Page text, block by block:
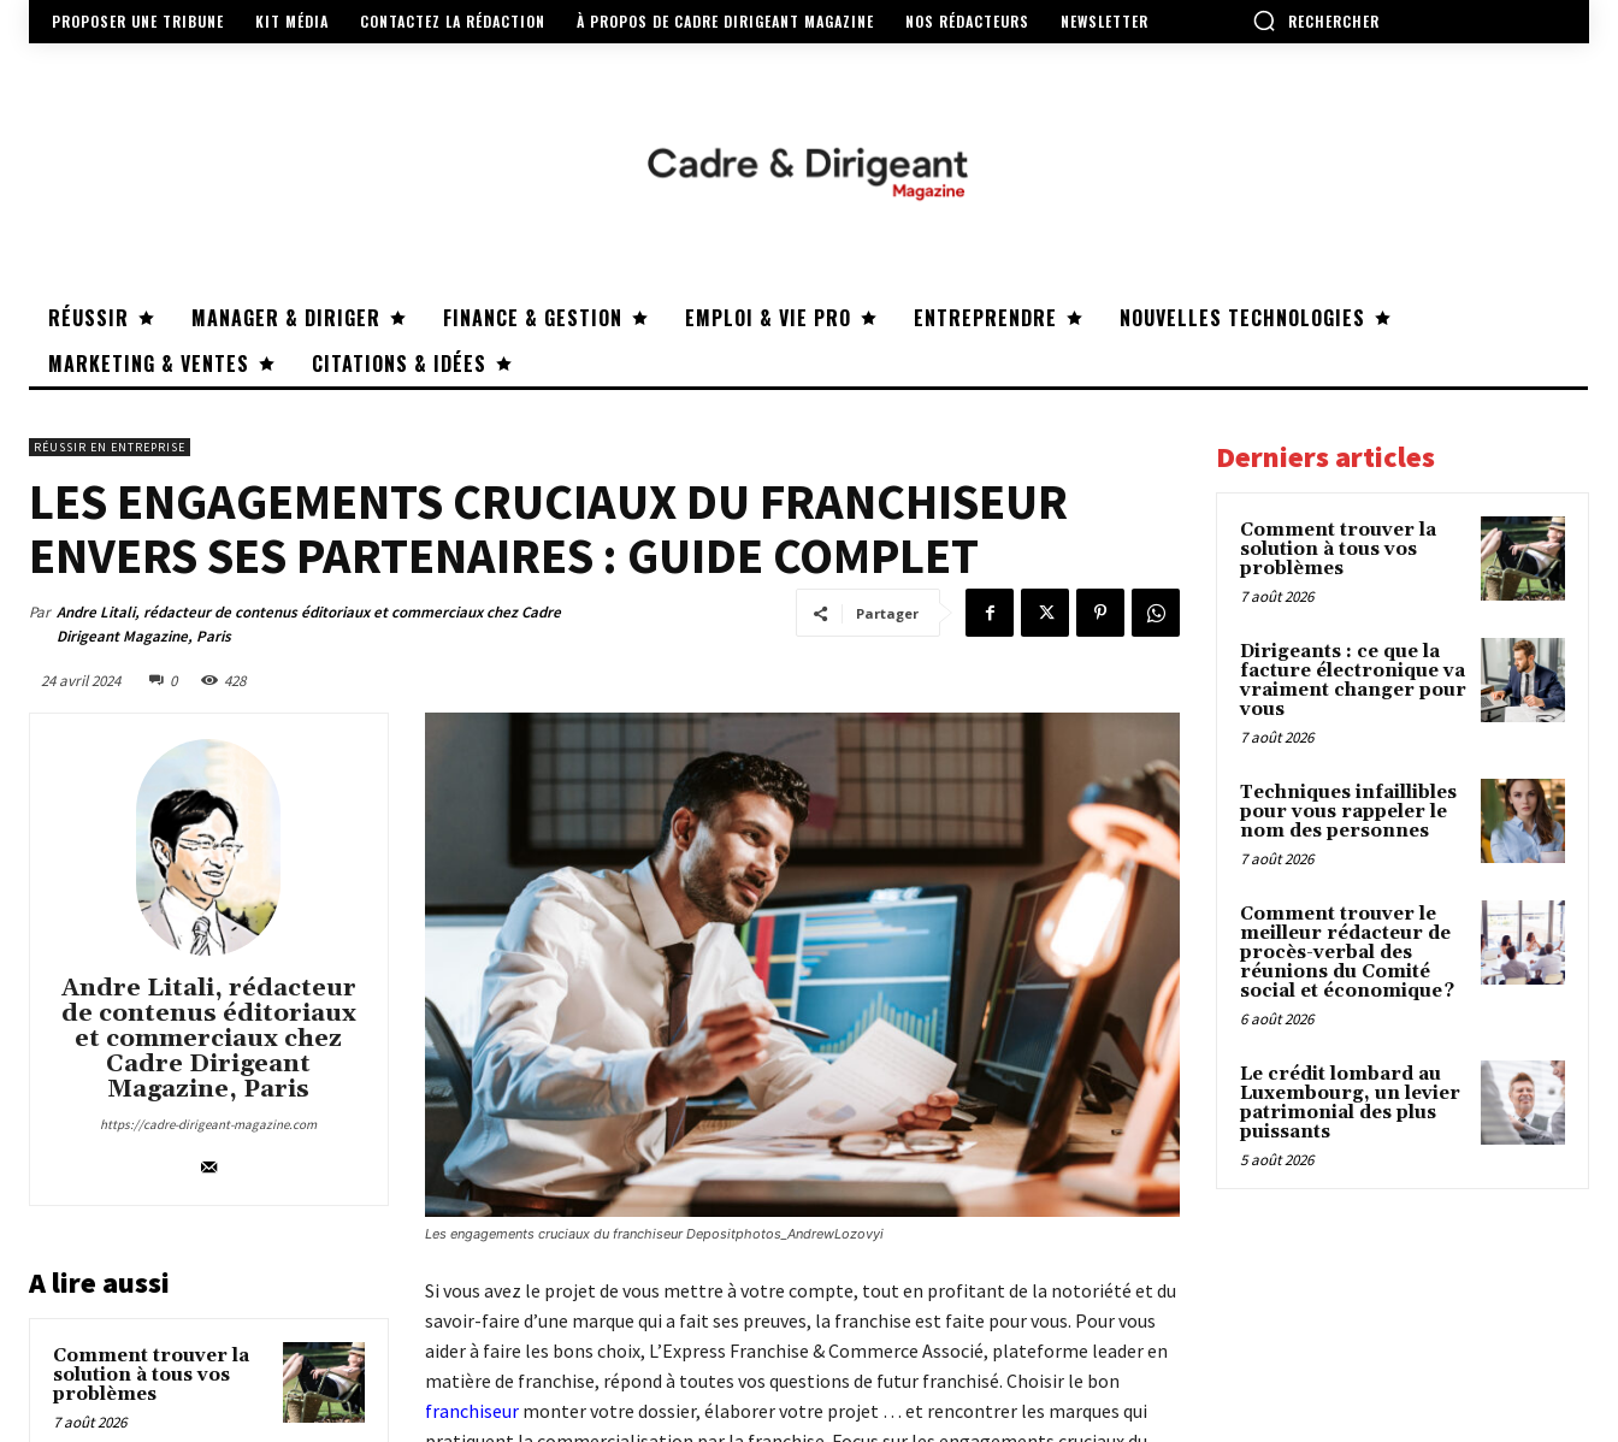
PROPOSER UNE TRIBUNE KIT MÉDIA CONTACTEZ LA RÉDACTION À PROPOS DE CADRE DIRIGEANT MAGAZINE NOS RÉDACTEURS NEWSLETTER RECHERCHER
RÉUSSIR MANAGER & DIRIGER FINANCE & GESTION EMPLOI & VIE PRO ENTREPRENDRE
NOUVELLES TECHNOLOGIES
MARKETING & VENTES
CITATIONS & IDÉES
RÉUSSIR EN ENTREPRISE
LES ENGAGEMENTS CRUCIAUX DU FRANCHISEUR
ENVERS SES PARTENAIRES : GUIDE COMPLET
Par Andre Litali, rédacteur de contenus éditoriaux et commerciaux chez Cadre
Dirigeant Magazine, Paris
24 avril 2024 0 428
Partager
Andre Litali, rédacteur
de contenus éditoriaux
et commerciaux chez
Cadre Dirigeant
Magazine, Paris
https://cadre-dirigeant-magazine.com
A lire aussi
Comment trouver la
solution à tous vos
problèmes
7 août 2026
Les engagements cruciaux du franchiseur Depositphotos_AndrewLozovyi
Si vous avez le projet de vous mettre à votre compte, tout en profitant de la notoriété et du
savoir-faire d’une marque qui a fait ses preuves, la franchise est faite pour vous. Pour vous
aider à faire les bons choix, L’Express Franchise & Commerce Associé, plateforme leader en
matière de franchise, répond à toutes vos questions de futur franchisé. Choisir le bon
franchiseurmonter votre dossier, élaborer votre projet … et rencontrer les marques qui
Derniers articles
Comment trouver la
solution à tous vos
problèmes
7 août 2026
Dirigeants : ce que la
facture électronique va
vraiment changer pour
vous
7 août 2026
Techniques infaillibles
pour vous rappeler le
nom des personnes
7 août 2026
Comment trouver le
meilleur rédacteur de
procès-verbal des
réunions du Comité
social et économique ?
6 août 2026
Le crédit lombard au
Luxembourg, un levier
patrimonial des plus
puissants
5 août 2026